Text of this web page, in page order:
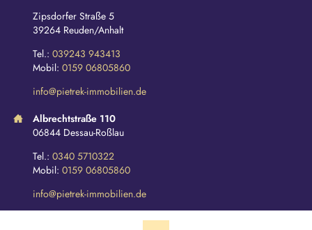
Zipsdorfer Straße 5
39264 Reuden/Anhalt
Tel.: 039243 943413
Mobil: 0159 06805860
info@pietrek-immobilien.de
Albrechtstraße 110
06844 Dessau-Roßlau
Tel.: 0340 5710322
Mobil: 0159 06805860
info@pietrek-immobilien.de